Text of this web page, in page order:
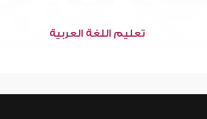
تعليم اللغة العربية